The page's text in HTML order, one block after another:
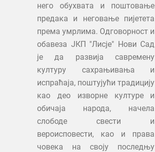
него обухвата и поштовање
предака и неговање пијетета
према умрлима. Одговорност и
обавеза ЈКП "Лисје" Нови Сад
је да развија савремену
културу сахрањивања и
испраћаја, поштујући традицију
као део изворне културе и
обичаја народа, начела
слободе свести и
вероисповести, као и права
човека на своју последњу